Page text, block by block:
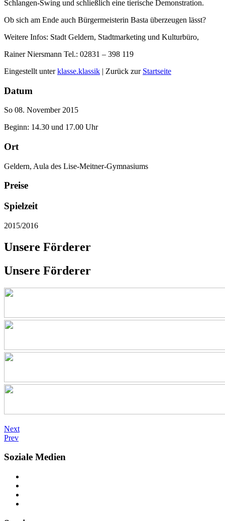
Schlangen-Swing und schließlich eine tierische Demonstration.
Ob sich am Ende auch Bürgermeisterin Basta überzeugen lässt?
Weitere Infos: Stadt Geldern, Stadtmarketing und Kulturbüro,
Rainer Niersmann Tel.: 02831 – 398 119
Eingestellt unterklasse.klassik | Zurück zur Startseite
Datum
So 08. November 2015
Beginn: 14.30 und 17.00 Uhr
Ort
Geldern, Aula des Lise-Meitner-Gymnasiums
Preise
Spielzeit
2015/2016
Unsere Förderer
Unsere Förderer
Next
Prev
Soziale Medien